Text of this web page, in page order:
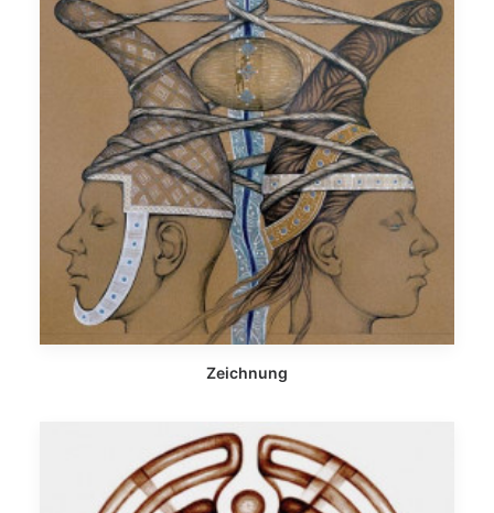
Zeichnung